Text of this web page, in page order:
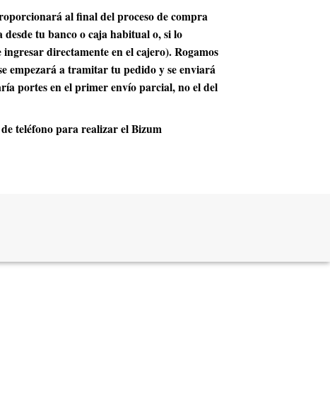
al final del proceso de compra
tu banco o caja habitual o, si lo
directamente en el cajero). Rogamos
empezará a tramitar tu pedido y se enviará
portes en el primer envío parcial, no el del
teléfono para realizar el Bizum